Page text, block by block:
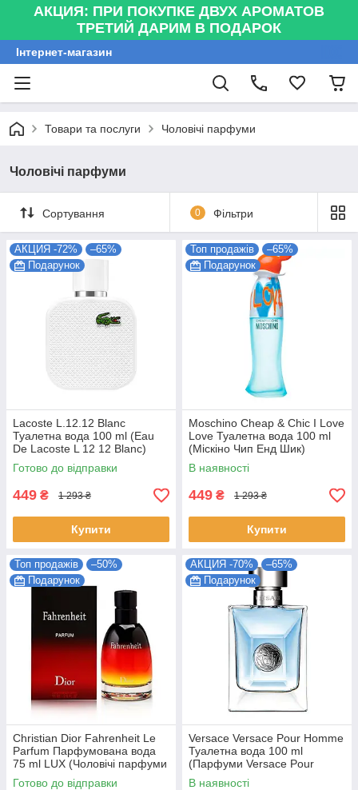
АКЦИЯ: ПРИ ПОКУПКЕ ДВУХ АРОМАТОВ
ТРЕТИЙ ДАРИМ В ПОДАРОК
Інтернет-магазин
Товари та послуги Чоловічі парфуми
Чоловічі парфуми
Сортування 0 Фільтри
АКЦИЯ -72%
–65%
Подарунок
Lacoste L.12.12 Blanc
Туалетна вода 100 ml (Eau
De Lacoste L 12 12 Blanc)
Готово до відправки
449 ₴ 1 293 ₴
Купити
Топ продажів
–65%
Подарунок
Moschino Cheap & Chic I Love
Love Туалетна вода 100 ml
(Міскіно Чип Енд Шик)
В наявності
449 ₴ 1 293 ₴
Купити
Топ продажів
–50%
Подарунок
Christian Dior Fahrenheit Le
Parfum Парфумована вода
75 ml LUX (Чоловічі парфуми
Крістіан Діор Фаренгейт)
Готово до відправки
АКЦИЯ -70%
–65%
Подарунок
Versace Versace Pour Homme
Туалетна вода 100 ml
(Парфуми Versace Pour
Homme Чоловічі)
В наявності